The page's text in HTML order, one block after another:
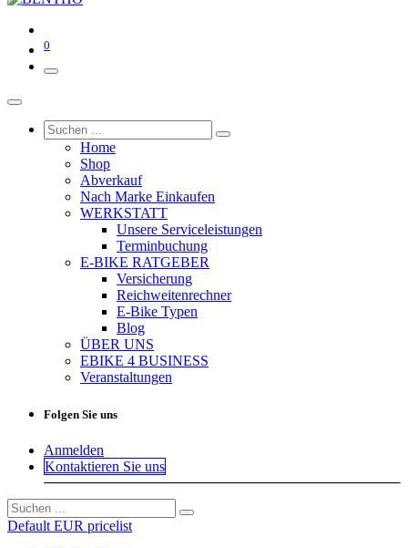
0
Home
Shop
Abverkauf
Nach Marke Einkaufen
WERKSTATT
Unsere Serviceleistungen
Terminbuchung
E-BIKE RATGEBER
Versicherung
Reichweitenrechner
E-Bike Typen
Blog
ÜBER UNS
EBIKE 4 BUSINESS
Veranstaltungen
Folgen Sie uns
Anmelden
Kontaktieren Sie uns
Default EUR pricelist